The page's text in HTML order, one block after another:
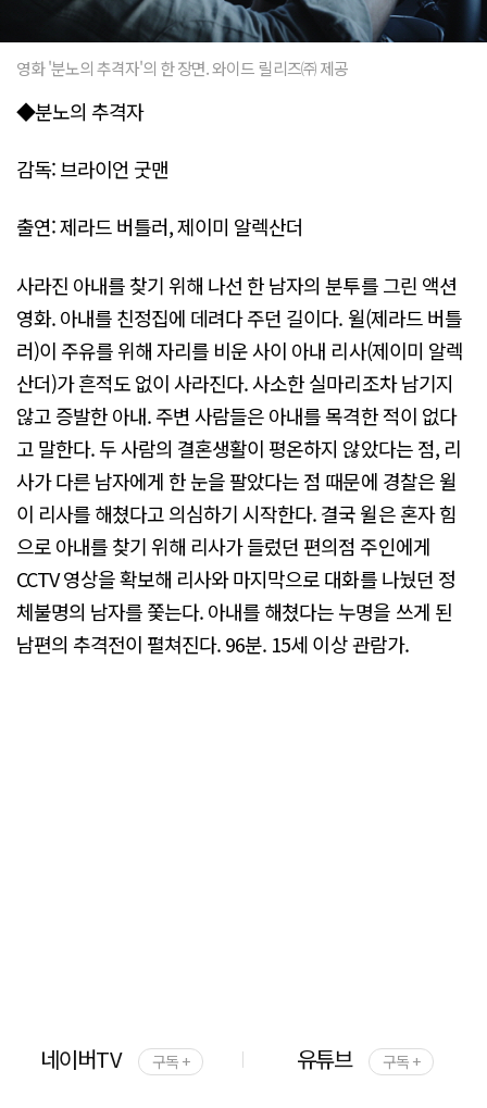
영화 '분노의 추격자'의 한 장면. 와이드 릴리즈㈜ 제공
◆분노의 추격자
감독: 브라이언 굿맨
출연: 제라드 버틀러, 제이미 알렉산더
사라진 아내를 찾기 위해 나선 한 남자의 분투를 그린 액션
영화. 아내를 친정집에 데려다 주던 길이다. 윌(제라드 버틀
러)이 주유를 위해 자리를 비운 사이 아내 리사(제이미 알렉
산더)가 흔적도 없이 사라진다. 사소한 실마리조차 남기지
않고 증발한 아내. 주변 사람들은 아내를 목격한 적이 없다
고 말한다. 두 사람의 결혼생활이 평온하지 않았다는 점, 리
사가 다른 남자에게 한 눈을 팔았다는 점 때문에 경찰은 윌
이 리사를 해쳤다고 의심하기 시작한다. 결국 윌은 혼자 힘
으로 아내를 찾기 위해 리사가 들렀던 편의점 주인에게
CCTV 영상을 확보해 리사와 마지막으로 대화를 나눴던 정
체불명의 남자를 쫓는다. 아내를 해쳤다는 누명을 쓰게 된
남편의 추격전이 펼쳐진다. 96분. 15세 이상 관람가.
네이버TV 구독 + 유튜브 구독 +